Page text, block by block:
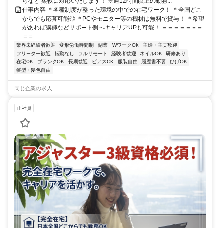
仕事内容 ＊各種制度が整った環境の中での在宅ワーク！ ＊全国どこ
からでも応募可能◎ ＊PCやモニター等の機材は無料で貸与！ ＊希望
があれば講師などサポート側へキャリアUPも可能！ ＝＝＝＝＝＝＝
＝＝...
業界未経験者歓迎 変形労働時間制 副業・WワークOK
主婦・主夫歓迎
フリーター歓迎
転勤なし フルリモート 経験者歓迎 ネイルOK
研修あり
在宅OK
ブランクOK 長期歓迎 ピアスOK 服装自由 履歴書不要
ひげOK
髪型・髪色自由
同じ企業の求人
正社員